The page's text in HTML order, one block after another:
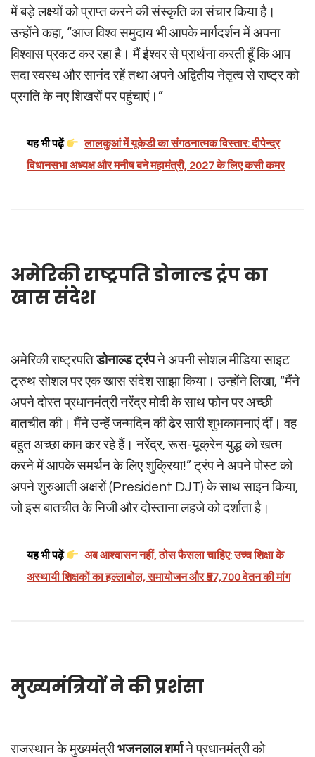
में बड़े लक्ष्यों को प्राप्त करने की संस्कृति का संचार किया है।
उन्होंने कहा, “आज विश्व समुदाय भी आपके मार्गदर्शन में अपना
विश्वास प्रकट कर रहा है। मैं ईश्वर से प्रार्थना करती हूँ कि आप
सदा स्वस्थ और सानंद रहें तथा अपने अद्वितीय नेतृत्व से राष्ट्र को
प्रगति के नए शिखरों पर पहुंचाएं।”
यह भी पढ़ें
लालकुआं में यूकेडी का संगठनात्मक विस्तार: दीपेन्द्र
विधानसभा अध्यक्ष और मनीष बने महामंत्री, 2027 के लिए कसी कमर
अमेरिकी राष्ट्रपति डोनाल्ड ट्रंप का
खास संदेश
अमेरिकी राष्ट्रपतिडोनाल्ड ट्रंपने अपनी सोशल मीडिया साइट
ट्रुथ सोशल पर एक खास संदेश साझा किया। उन्होंने लिखा, “मैंने
अपने दोस्त प्रधानमंत्री नरेंद्र मोदी के साथ फोन पर अच्छी
बातचीत की। मैंने उन्हें जन्मदिन की ढेर सारी शुभकामनाएं दीं। वह
बहुत अच्छा काम कर रहे हैं। नरेंद्र, रूस-यूक्रेन युद्ध को खत्म
करने में आपके समर्थन के लिए शुक्रिया!” ट्रंप ने अपने पोस्ट को
अपने शुरुआती अक्षरों (President DJT) के साथ साइन किया,
जो इस बातचीत के निजी और दोस्ताना लहजे को दर्शाता है।
यह भी पढ़ें
अब आश्वासन नहीं, ठोस फैसला चाहिए: उच्च शिक्षा के
अस्थायी शिक्षकों का हल्लाबोल, समायोजन और ₹57,700 वेतन की मांग
मुख्यमंत्रियों ने की प्रशंसा
राजस्थान के मुख्यमंत्रीभजनलाल शर्माने प्रधानमंत्री को